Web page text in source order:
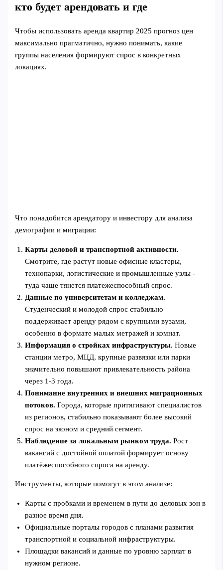
кто будет арендовать и где
Чтобы использовать аренда квартир 2025 прогноз цен
максимально прагматично, нужно понимать, какие
группы населения формируют спрос в конкретных
локациях.
Что понадобится арендатору и инвестору для анализа
демографии и миграции:
Карты деловой и транспортной активности.
Смотрите, где растут новые офисные кластеры,
технопарки, логистические и промышленные узлы -
туда чаще тянется платежеспособный спрос.
Данные по университетам и колледжам.
Студенческий и молодой спрос стабильно
поддерживает аренду рядом с крупными вузами,
особенно в формате малых метражей и комнат.
Информация о стройках инфраструктуры. Новые
станции метро, МЦД, крупные развязки или парки
значительно повышают привлекательность района
через 1-3 года.
Понимание внутренних и внешних миграционных
потоков. Города, которые притягивают специалистов
из регионов, стабильно показывают более высокий
спрос на эконом и средний сегмент.
Наблюдение за локальным рынком труда. Рост
вакансий с достойной оплатой формирует основу
платёжеспособного спроса на аренду.
Инструменты, которые помогут в этом анализе:
Карты с пробками и временем в пути до деловых зон в
разное время дня.
Официальные порталы городов с планами развития
транспортной и социальной инфраструктуры.
Площадки вакансий и данные по уровню зарплат в
нужном регионе.